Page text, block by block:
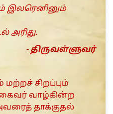
இலரெனினும்
அரிது.
- திருவள்ளுவர்
சிறப்பும்
வாழ்கின்ற
தாக்குதல்